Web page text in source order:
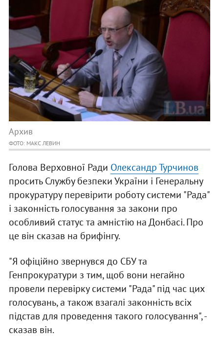
Архив
ФОТО: МАКС ЛЕВИН
Голова Верховної Ради Олександр Турчинов
просить Службу безпеки України і Генеральну
прокуратуру перевірити роботу системи "Рада"
і законність голосування за закони про
особливий статус та амністію на Донбасі. Про
це він сказав на брифінгу.
"Я офіційно звернувся до СБУ та
Генпрокуратури з тим, щоб вони негайно
провели перевірку системи "Рада" під час цих
голосувань, а також взагалі законність всіх
підстав для проведення такого голосування", -
сказав він.